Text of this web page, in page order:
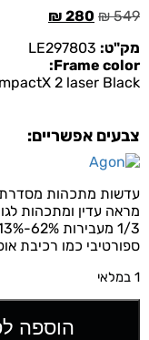
₪549
₪ 280
מק"ט:
Frame color:
2 laser Black
צבעים אפשריים:
ספורטיבי כמו רכיבת
1 במלאי
הוספה